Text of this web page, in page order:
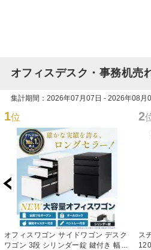
オフィスデスク・事務机売
集計期間：2026年07月07日 - 2026年08月
1位
オフィスワゴン サイドワゴン デスク
ワゴン 3段 シリンダー錠 鍵付き 幅
2
ス